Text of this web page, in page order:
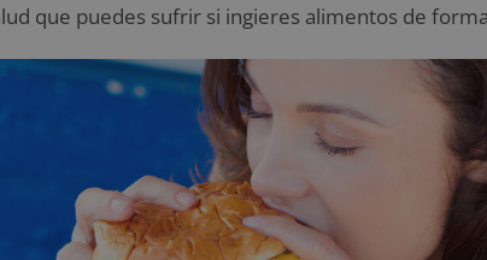
que puedes sufrir si ingieres alimentos de